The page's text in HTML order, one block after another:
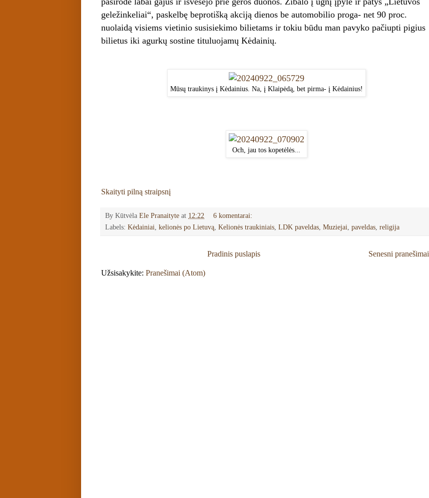
geležinkeliai“, paskelbę beprotišką akciją dienos be automobilio proga- net 90 proc.
nuolaidą visiems vietinio susisiekimo bilietams ir tokiu būdu man pavyko pačiupti pigius
bilietus iki agurkų sostine tituluojamų Kėdainių.
Mūsų traukinys į Kėdainius. Na, į Klaipėdą, bet pirma- į Kėdainius!
Och, jau tos kopetėlės...
Skaityti pilną straipsnį
By Kūtvėla Ele Pranaityte at 12:22
6 komentarai:
Labels: Kėdainiai kelionės po Lietuvą Kelionės traukiniais LDK paveldas Muziejai paveldas religija
Senesni pranešimai
Pradinis puslapis
Užsisakykite: Pranešimai (Atom)